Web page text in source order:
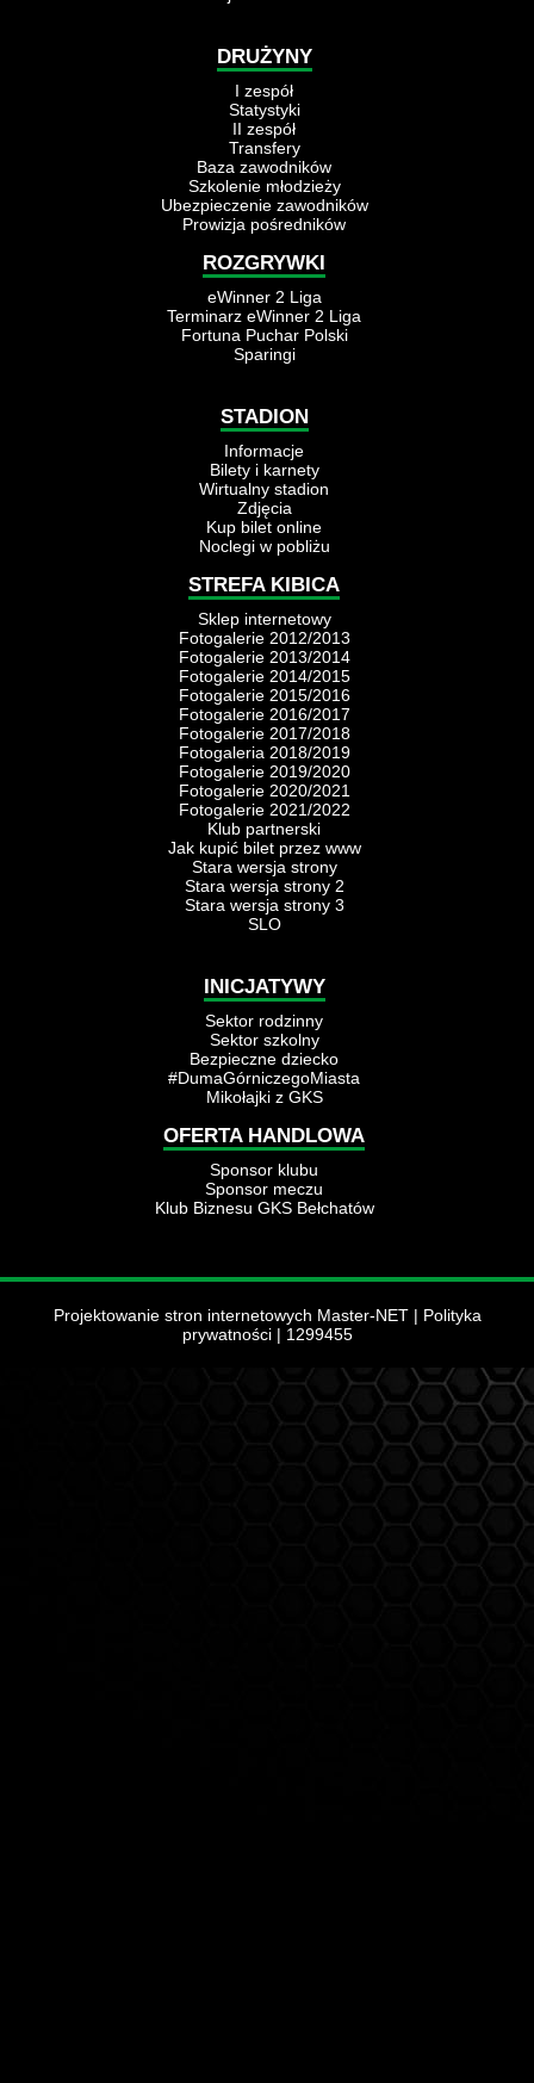
DRUŻYNY
I zespół
Statystyki
II zespół
Transfery
Baza zawodników
Szkolenie młodzieży
Ubezpieczenie zawodników
Prowizja pośredników
ROZGRYWKI
eWinner 2 Liga
Terminarz eWinner 2 Liga
Fortuna Puchar Polski
Sparingi
STADION
Informacje
Bilety i karnety
Wirtualny stadion
Zdjęcia
Kup bilet online
Noclegi w pobliżu
STREFA KIBICA
Sklep internetowy
Fotogalerie 2012/2013
Fotogalerie 2013/2014
Fotogalerie 2014/2015
Fotogalerie 2015/2016
Fotogalerie 2016/2017
Fotogalerie 2017/2018
Fotogaleria 2018/2019
Fotogalerie 2019/2020
Fotogalerie 2020/2021
Fotogalerie 2021/2022
Klub partnerski
Jak kupić bilet przez www
Stara wersja strony
Stara wersja strony 2
Stara wersja strony 3
SLO
INICJATYWY
Sektor rodzinny
Sektor szkolny
Bezpieczne dziecko
#DumaGórniczegoMiasta
Mikołajki z GKS
OFERTA HANDLOWA
Sponsor klubu
Sponsor meczu
Klub Biznesu GKS Bełchatów
Projektowanie stron internetowych Master-NET| Polityka
prywatności| 1299455